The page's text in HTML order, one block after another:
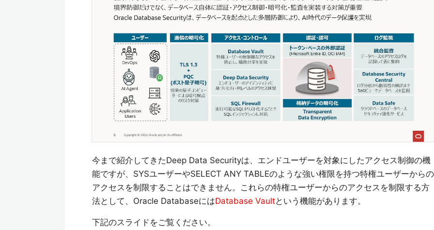
今まで紹介してきたDeep Data Securityは、エンドユーザーを対象にしたアクセス制御の機
能ですが、SYSユーザーやSELECT ANY TABLEのような強い権限を持つ特権ユーザーからの
アクセスを制限することはできません。これらの特権ユーザーからのアクセスを制限する方
法として、Oracle DatabaseにはDatabase Vaultという機能があります。
下記のスライドをご覧ください。